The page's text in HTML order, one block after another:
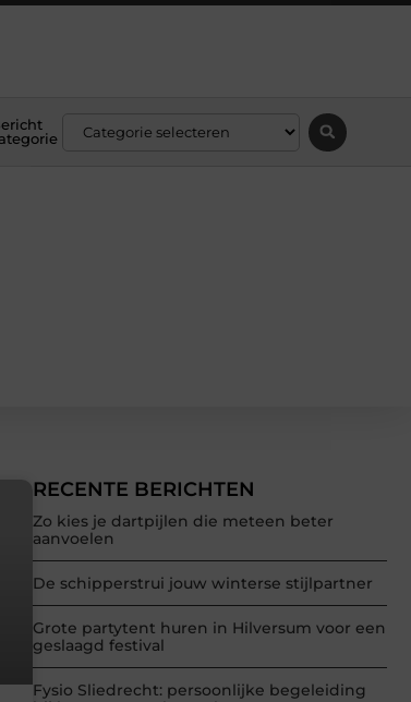
RECENTE BERICHTEN
Zo kies je dartpijlen die meteen beter
aanvoelen
De schipperstrui jouw winterse stijlpartner
Grote partytent huren in Hilversum voor een
geslaagd festival
Fysio Sliedrecht: persoonlijke begeleiding